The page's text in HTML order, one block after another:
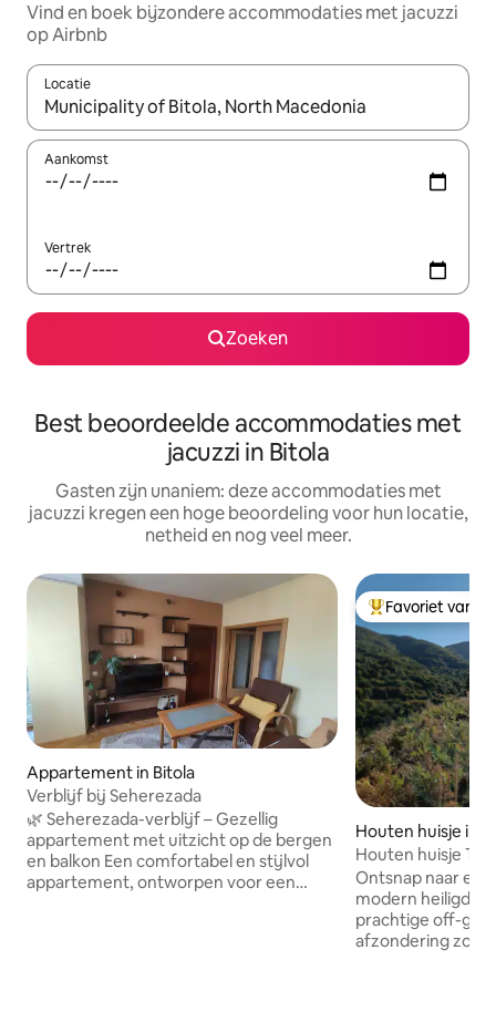
Vind en boek bijzondere accommodaties met jacuzzi
op Airbnb
Locatie
Wanneer er suggesties beschikbaar zijn, maak je een keuze
Aankomst
Vertrek
Zoeken
Best beoordeelde accommodaties met
jacuzzi in Bitola
Gasten zijn unaniem: deze accommodaties met
jacuzzi kregen een hoge beoordeling voor hun locatie,
netheid en nog veel meer.
Appartement in Bitola
Verblijf bij Seherezada
🌿 Seherezada-verblijf – Gezellig
appartement met uitzicht op de bergen
en balkon Een comfortabel en stijlvol
appartement, ontworpen voor een
Topfavoriet van
Favoriet van
Houten huisje in
ovo
Houten huisje
Ontsnap naar
modern
prachtige off-grid
afzondering